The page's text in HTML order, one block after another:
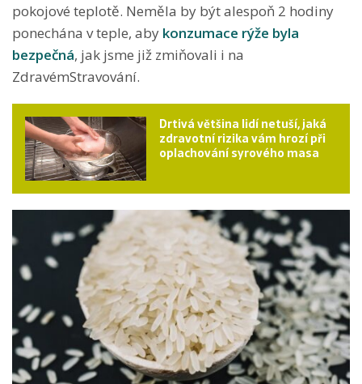
pokojové teplotě. Neměla by být alespoň 2 hodiny
ponechána v teple, aby konzumace rýže byla
bezpečná, jak jsme již zmiňovali i na
ZdravémStravování.
Drtivá většina lidí netuší, jaká
zdravotní rizika vám hrozí při
oplachování syrového masa